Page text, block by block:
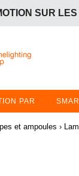
SUR
SUR
2 articles en
PAR
et ampoules ›